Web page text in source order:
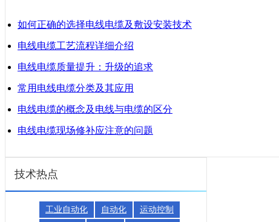
如何正确的选择电线电缆及敷设安装技术
电线电缆工艺流程详细介绍
电线电缆质量提升：升级的追求
常用电线电缆分类及其应用
电线电缆的概念及电线与电缆的区分
电线电缆现场修补应注意的问题
技术热点
工业自动化 自动化
运动控制